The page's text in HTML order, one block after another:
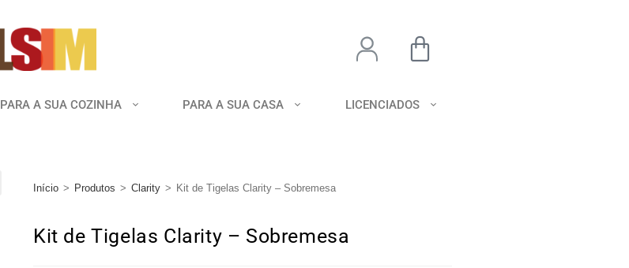
PARA A SUA COZINHA PARA A SUA CASA LICENCIADOS
Início > Produtos > Clarity > Kit de Tigelas Clarity – Sobremesa
Kit de Tigelas Clarity – Sobremesa